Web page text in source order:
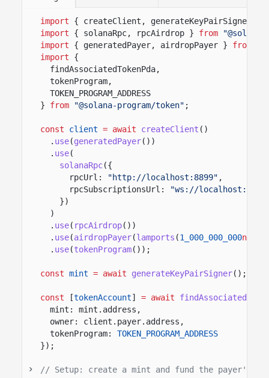
import
{ createClient, generateKeyPairSigner,
import
{ solanaRpc, rpcAirdrop } from
import
{ generatedPayer, airdropPayer } from
import
{
findAssociatedTokenPda,
tokenProgram,
TOKEN_PROGRAM_ADDRESS
}
from "@solana-program/token" ;
const client = await createClient ()
. use(generatedPayer())
. use(
solanaRpc({
rpcUrl:
"http://localhost:8899" ,
rpcSubscriptionsUrl:
"ws://
})
)
. use( rpcAirdrop())
. use(airdropPayer(lamports (1_000_000_000n
. use(tokenProgram()) ;
const mint = await generateKeyPairSigner();
const [tokenAccount] = await
mint: mint.address,
owner: client.payer.address,
tokenProgram:
TOKEN_PROGRAM_ADDRESS
});
// Setup: create a mint and fund the payer's